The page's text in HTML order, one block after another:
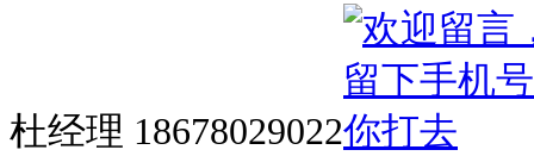
杜经理 18678029022